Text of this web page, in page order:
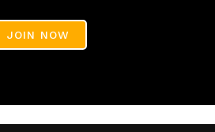
JOIN NOW